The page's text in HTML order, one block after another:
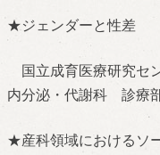
★ジェンダーと性差
国立成育医療研究セ
内分泌・代謝科 診
★産科領域におけるソ